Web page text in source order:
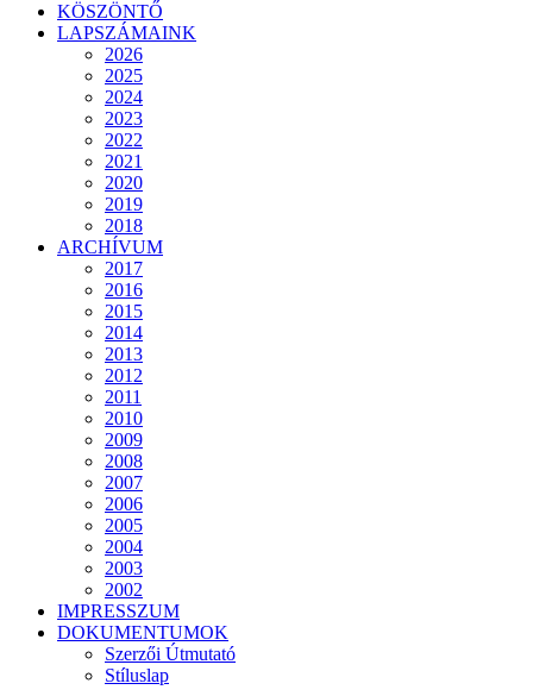
KÖSZÖNTŐ
LAPSZÁMAINK
2026
2025
2024
2023
2022
2021
2020
2019
2018
ARCHÍVUM
2017
2016
2015
2014
2013
2012
2011
2010
2009
2008
2007
2006
2005
2004
2003
2002
IMPRESSZUM
DOKUMENTUMOK
Szerzői Útmutató
Stíluslap